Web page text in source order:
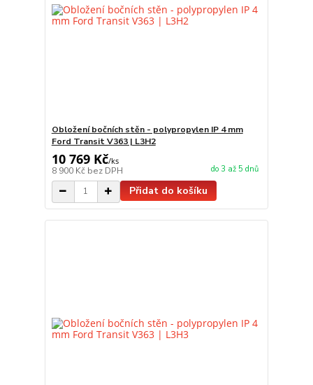
Obložení bočních stěn - polypropylen IP 4 mm
Ford Transit V363 | L3H2
10 769 Kč/ks
8 900 Kč bez DPH do 3 až 5 dnů
Přidat do košíku